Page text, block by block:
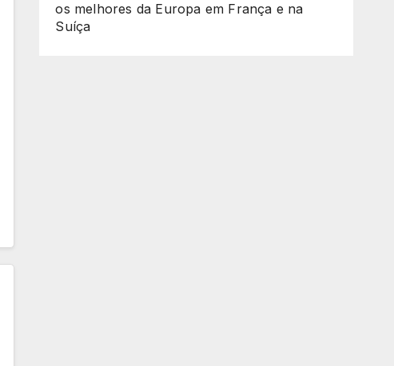
os melhores da Europa em França e na
Suíça